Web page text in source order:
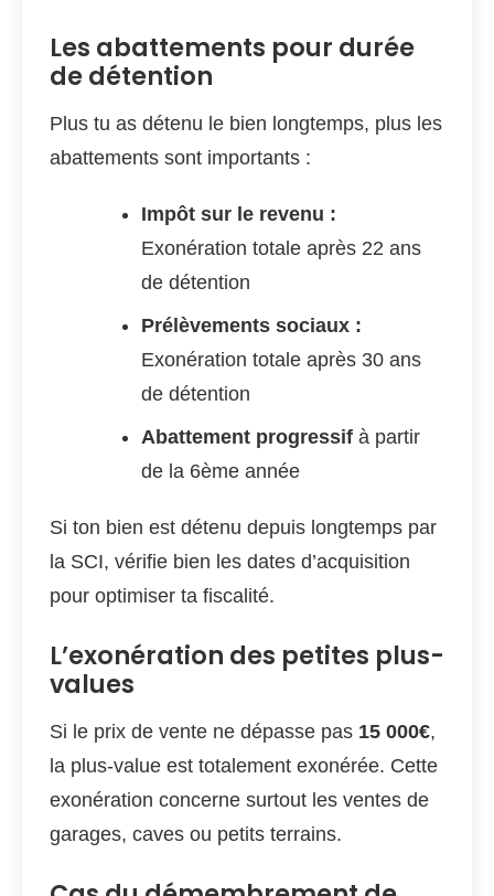
Les abattements pour durée
de détention
Plus tu as détenu le bien longtemps, plus les
abattements sont importants :
Impôt sur le revenu :
Exonération totale après 22 ans
de détention
Prélèvements sociaux :
Exonération totale après 30 ans
de détention
Abattement progressifà partir
de la 6ème année
Si ton bien est détenu depuis longtemps par
la SCI, vérifie bien les dates d’acquisition
pour optimiser ta fiscalité.
L’exonération des petites plus-
values
Si le prix de vente ne dépasse pas 15 000€,
la plus-value est totalement exonérée. Cette
exonération concerne surtout les ventes de
garages, caves ou petits terrains.